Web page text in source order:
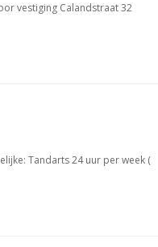
vestiging Calandstraat 32
Tandarts 24 uur per week (